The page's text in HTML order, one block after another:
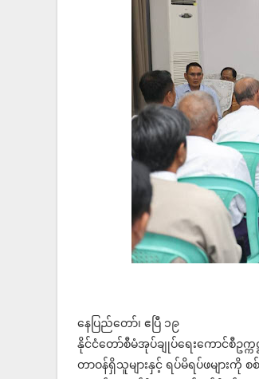
နေပြည်တော်၊ ဧပြီ ၁၉
နိုင်ငံတော်စီမံအုပ်ချုပ်ရေးကောင်စီဥက္
တာဝန်ရှိသူများနှင့် ရပ်မိရပ်ဖများကို